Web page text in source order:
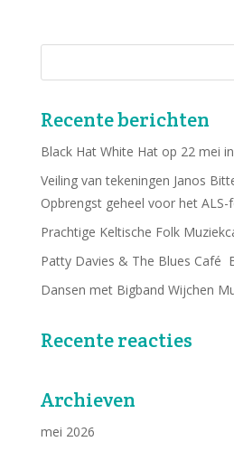
Recente berichten
Black Hat White Hat op 22 mei
Veiling van tekeningen Janos
Opbrengst geheel voor het ALS-
Prachtige Keltische Folk
Patty Davies & The Blues Café
Dansen met Bigband Wijchen
Recente reacties
Archieven
mei 2026